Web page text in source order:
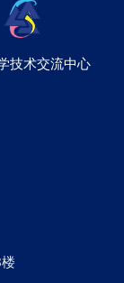
技术交流中心